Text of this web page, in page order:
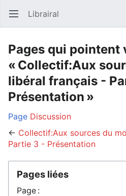
Ouvrir le menu principal Librairal
Pages qui pointent
« Collectif:Aux
libéral français -
Présentation »
Page Discussion
← Collectif:Aux sources du
Partie 3 - Présentation
Pages liées
Page :